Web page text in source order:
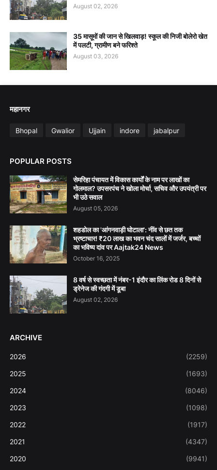
August 02, 2026
35 मासूमों की जान से खिलवाड़! स्कूल की निजी बोलेरो खेत
में पलटी, ग्रामीण बने फरिश्ते
August 03, 2026
महानगर
Bhopal Gwalior Ujjain indore jabalpur
POPULAR POSTS
सेमरिहा पंचायत में विकास कार्यों के नाम पर लाखों का
गोलमाल? उपसरपंच ने खोला मोर्चा, सचिव और उपयंत्री पर
भी उठे सवाल
August 05, 2026
शहडोल का 'आंगनवाड़ी घोटाला': नींव से छत तक
भ्रष्टाचार! ₹20 लाख का भवन चंद सालों में जर्जर, बच्चों
का भविष्य दांव पर Aajtak24 News
October 16, 2025
8 वर्ष से स्वच्छता में नंबर-1 इंदौर का लिंक रोड 8 दिनों से
ड्रेनेज की गंदगी में डूबा
August 02, 2026
ARCHIVE
2026 (2259)
2025 (1693)
2024 (8046)
2023 (1098)
2022 (1917)
2021 (4347)
2020 (9941)